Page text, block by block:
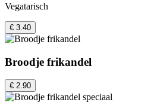
Vegatarisch
€ 3.40
Broodje frikandel
€ 2.90